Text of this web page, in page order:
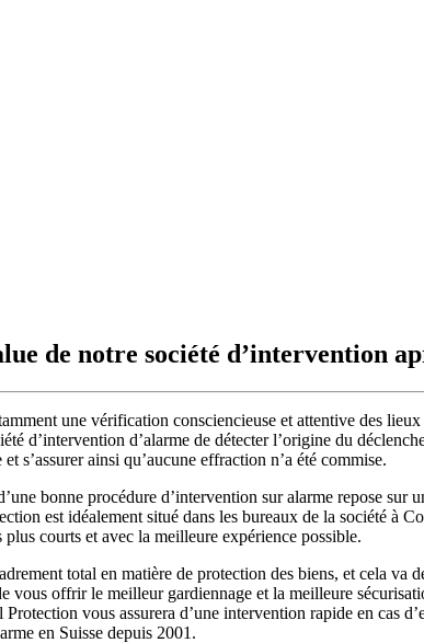
de notre société d’intervention
une vérification consciencieuse et attentive des
d’intervention d’alarme de détecter l’origine du
s’assurer ainsi qu’aucune effraction n’a été commise.
bonne procédure d’intervention sur alarme repose
est idéalement situé dans les bureaux de la société à
courts et avec la meilleure expérience possible.
total en matière de protection des biens, et cela va
offrir le meilleur gardiennage et la meilleure
vous assurera d’une intervention rapide en cas
en Suisse depuis 2001.